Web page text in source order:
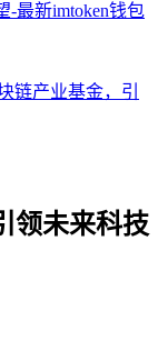
-最新imtoken钱包
链产业基金，引
领未来科技